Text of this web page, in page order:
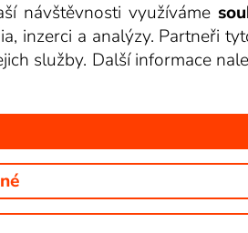
TV stanic, které můžete sledovat v
návštěvnosti využíváme
inzerci a analýzy. Partneři
služby. Další informace